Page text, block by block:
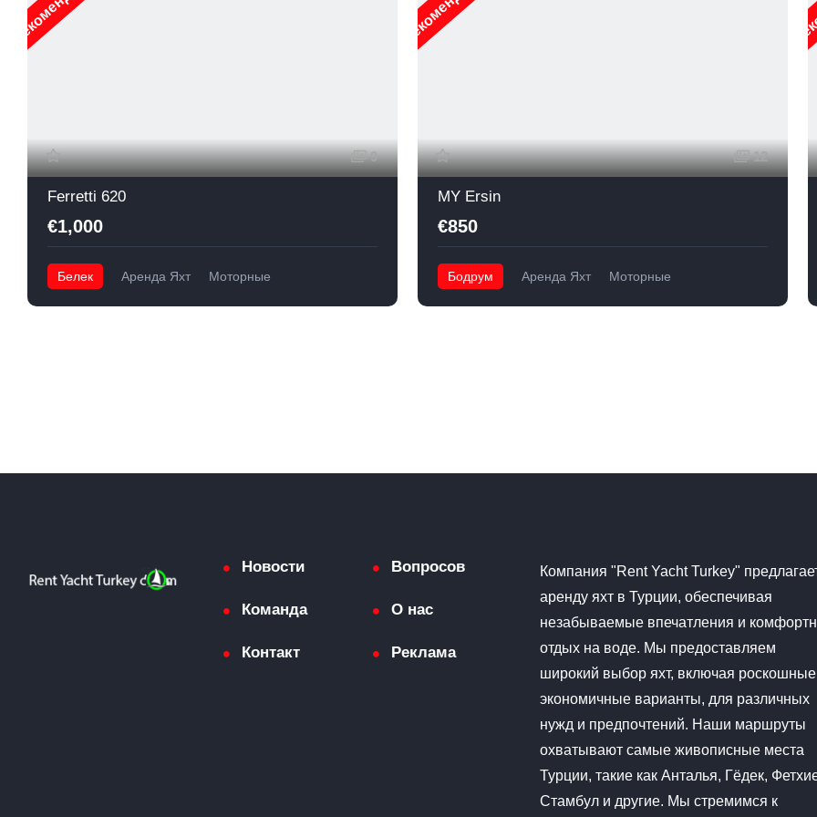
9
Ferretti 620
€1,000
Белек Аренда Яхт Моторные
12
MY Ersin
€850
Бодрум Аренда Яхт Моторные
Новости Вопросов
Команда О нас
Контакт Реклама
Компания "Rent Yacht Turkey"
аренду яхт в Турции, обеспечивая
незабываемые впечатления и
отдых на воде. Мы предоставляем
широкий выбор яхт, включая
экономичные варианты, для различных
нужд и предпочтений. Наши маршруты
охватывают самые живописные места
Турции, такие как Анталья, Гёдек,
Стамбул и другие. Мы стремимся к